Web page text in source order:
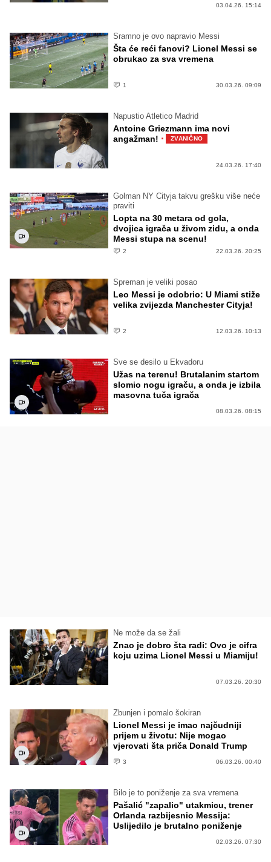
03.04.26. 15:14
Sramno je ovo napravio Messi
Šta će reći fanovi? Lionel Messi se
obrukao za sva vremena
1 30.03.26. 09:09
Napustio Atletico Madrid
Antoine Griezmann ima novi
angažman! · ZVANIČNO
24.03.26. 17:40
Golman NY Cityja takvu grešku više neće
praviti
Lopta na 30 metara od gola,
dvojica igrača u živom zidu, a onda
Messi stupa na scenu!
2 22.03.26. 20:25
Spreman je veliki posao
Leo Messi je odobrio: U Miami stiže
velika zvijezda Manchester Cityja!
2 12.03.26. 10:13
Sve se desilo u Ekvadoru
Užas na terenu! Brutalanim startom
slomio nogu igraču, a onda je izbila
masovna tuča igrača
08.03.26. 08:15
Ne može da se žali
Znao je dobro šta radi: Ovo je cifra
koju uzima Lionel Messi u Miamiju!
07.03.26. 20:30
Zbunjen i pomalo šokiran
Lionel Messi je imao najčudniji
prijem u životu: Nije mogao
vjerovati šta priča Donald Trump
3 06.03.26. 00:40
Bilo je to poniženje za sva vremena
Pašalić "zapalio" utakmicu, trener
Orlanda razbijesnio Messija:
Uslijedilo je brutalno poniženje
02.03.26. 07:30